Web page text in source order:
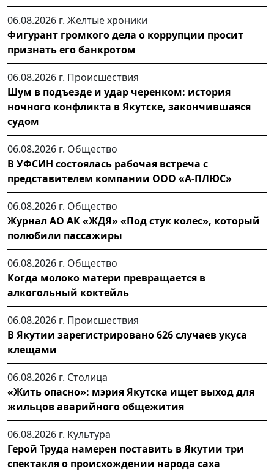
06.08.2026 г. Желтые хроники
Фигурант громкого дела о коррупции просит
признать его банкротом
06.08.2026 г. Происшествия
Шум в подъезде и удар черенком: история
ночного конфликта в Якутске, закончившаяся
судом
06.08.2026 г. Общество
В УФСИН состоялась рабочая встреча с
представителем компании ООО «А-ПЛЮС»
06.08.2026 г. Общество
Журнал АО АК «ЖДЯ» «Под стук колес», который
полюбили пассажиры
06.08.2026 г. Общество
Когда молоко матери превращается в
алкогольный коктейль
06.08.2026 г. Происшествия
В Якутии зарегистрировано 626 случаев укуса
клещами
06.08.2026 г. Столица
«Жить опасно»: мэрия Якутска ищет выход для
жильцов аварийного общежития
06.08.2026 г. Культура
Герой Труда намерен поставить в Якутии три
спектакля о происхождении народа саха